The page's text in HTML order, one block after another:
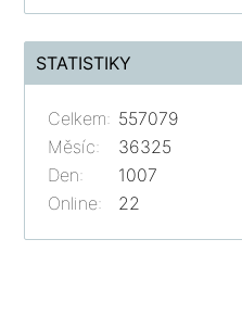
STATISTIKY
Online: 22
Celkem: 557079
Měsíc:
36325
Den:
1007